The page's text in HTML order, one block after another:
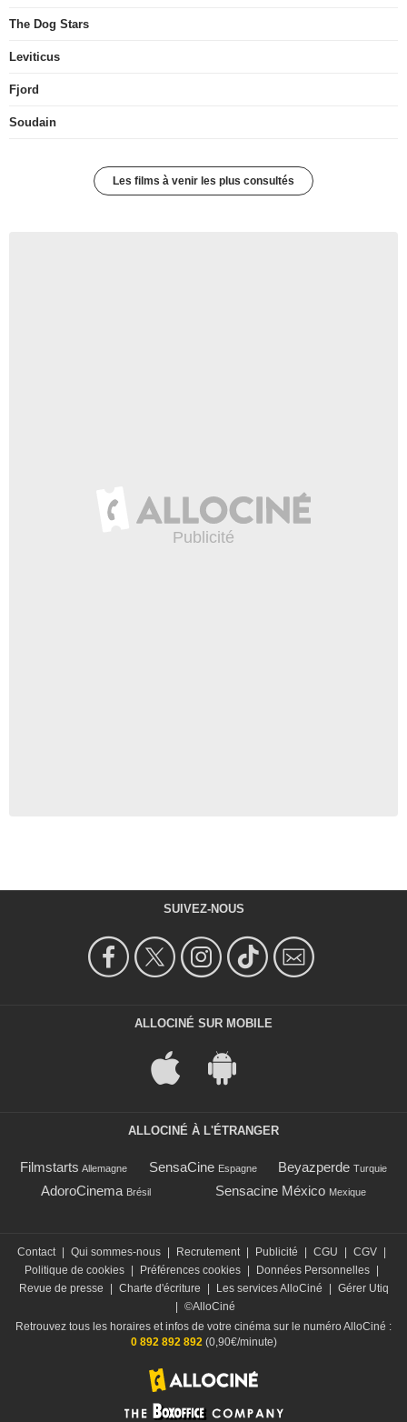
The Dog Stars
Leviticus
Fjord
Soudain
Les films à venir les plus consultés
SUIVEZ-NOUS
ALLOCINÉ SUR MOBILE
ALLOCINÉ À L'ÉTRANGER
Filmstarts Allemagne SensaCine Espagne Beyazperde Turquie
AdoroCinema Brésil Sensacine México Mexique
Contact | Qui sommes-nous | Recrutement | Publicité | CGU | CGV |
Politique de cookies | Préférences cookies | Données Personnelles |
Revue de presse
| Charte d'écriture | Les services AlloCiné | Gérer Utiq
| ©AlloCiné
Retrouvez tous les horaires et infos de votre cinéma sur le numéro AlloCiné :
0 892 892 892 (0,90€/minute)